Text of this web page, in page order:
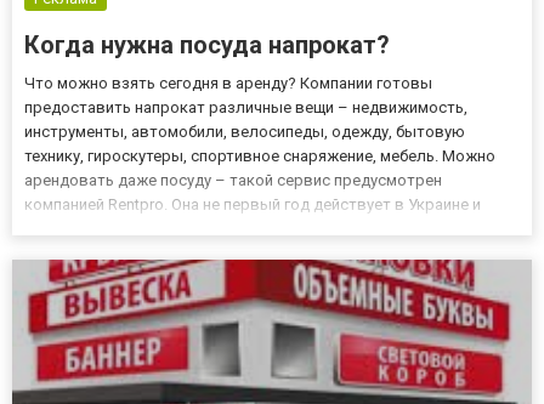
Когда нужна посуда напрокат?
Что можно взять сегодня в аренду? Компании готовы
предоставить напрокат различные вещи – недвижимость,
инструменты, автомобили, велосипеды, одежду, бытовую
технику, гироскутеры, спортивное снаряжение, мебель. Можно
арендовать даже посуду – такой сервис предусмотрен
компанией Rentpro. Она не первый год действует в Украине и
праздников. Обращаются...